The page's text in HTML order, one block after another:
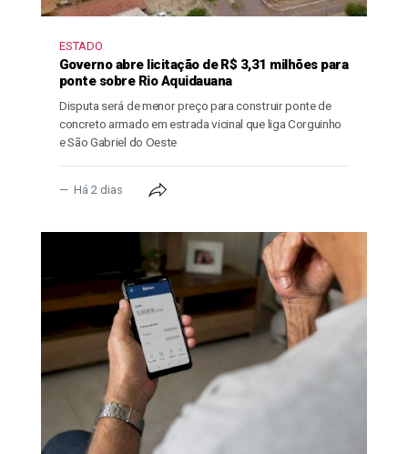
ESTADO
Governo abre licitação de R$ 3,31 milhões para
ponte sobre Rio Aquidauana
Disputa será de menor preço para construir ponte de
concreto armado em estrada vicinal que liga Corguinho
e São Gabriel do Oeste
Há 2 dias